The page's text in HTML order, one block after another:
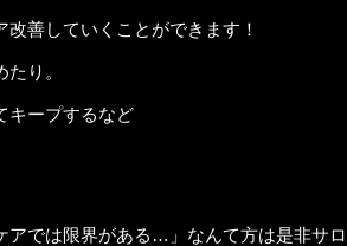
善していくことができます！
り。
キープするなど
アでは限界がある…」なんて方は是非サ